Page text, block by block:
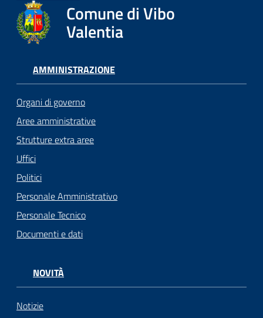
Comune di Vibo
Valentia
AMMINISTRAZIONE
Organi di governo
Aree amministrative
Strutture extra aree
Uffici
Politici
Personale Amministrativo
Personale Tecnico
Documenti e dati
NOVITÀ
Notizie